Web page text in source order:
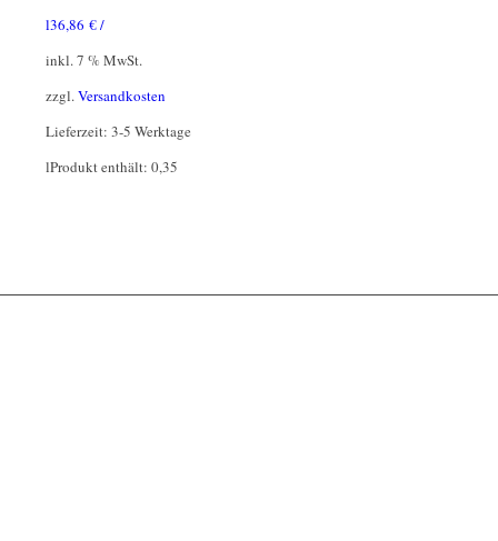
36,86 €/
l
inkl. 7 % MwSt.
zzgl.Versandkosten
Lieferzeit: 3-5 Werktage
Produkt enthält: 0,35
l